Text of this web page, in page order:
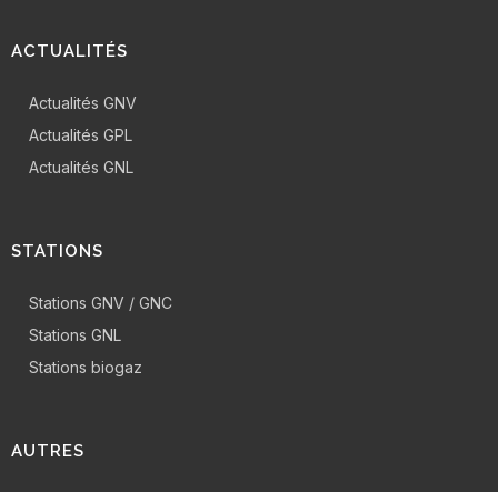
ACTUALITÉS
Actualités GNV
Actualités GPL
Actualités GNL
STATIONS
Stations GNV / GNC
Stations GNL
Stations biogaz
AUTRES